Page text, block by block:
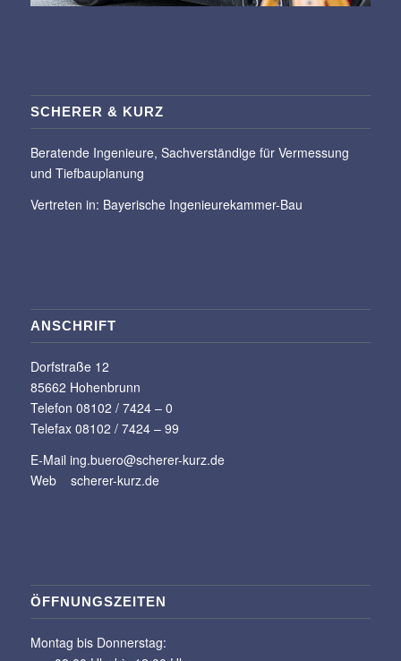
SCHERER & KURZ
Beratende Ingenieure, Sachverständige für Vermessung
und Tiefbauplanung
Vertreten in: Bayerische Ingenieurekammer-Bau
ANSCHRIFT
Dorfstraße 12
85662 Hohenbrunn
Telefon 08102 / 7424 – 0
Telefax 08102 / 7424 – 99
E-Mail ing.buero@scherer-kurz.de
Web scherer-kurz.de
ÖFFNUNGSZEITEN
Montag bis Donnerstag: